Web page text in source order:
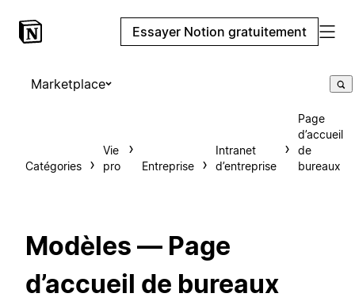
Essayer Notion gratuitement
Marketplace
Catégories
Vie
pro
Entreprise
Intranet
d’entreprise
Page
d’accueil
de
bureaux
Modèles — Page
d’accueil de bureaux